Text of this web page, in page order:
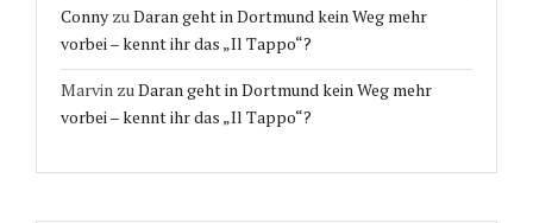
Conny zu Daran geht in Dortmund kein Weg mehr
vorbei – kennt ihr das „Il Tappo“?
Marvin zu Daran geht in Dortmund kein Weg mehr
vorbei – kennt ihr das „Il Tappo“?